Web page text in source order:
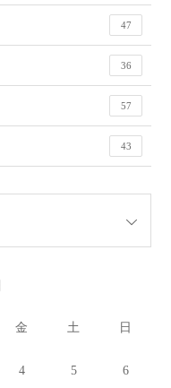
47
36
57
43
金 土 日
4 5 6